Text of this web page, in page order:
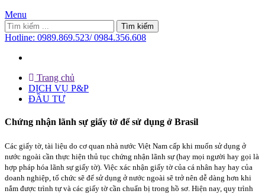
Menu
Tìm kiếm
Hotline: 0989.869.523/ 0984.356.608
Trang chủ
DỊCH VỤ P&P
ĐẦU TƯ
Chứng nhận lãnh sự giấy tờ để sử dụng ở Brasil
Các giấy tờ, tài liệu do cơ quan nhà nước Việt Nam cấp khi muốn sử dụng ở
nước ngoài cần thực hiện thủ tục chứng nhận lãnh sự (hay mọi người hay gọi là
hợp pháp hóa lãnh sự giấy tờ). Việc xác nhận giấy tờ của cá nhân hay hay của
doanh nghiệp, tổ chức sẽ để sử dụng ở nước ngoài sẽ trở nên dễ dàng hơn khi
nắm được trình tự và các giấy tờ cần chuẩn bị trong hồ sơ. Hiện nay, quy trình